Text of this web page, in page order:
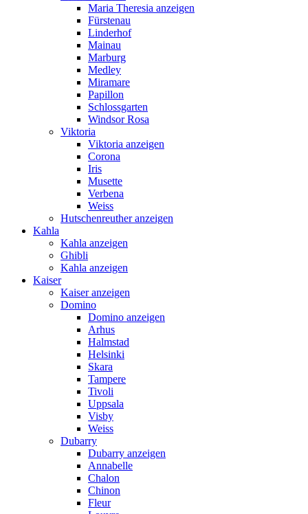
Maria Theresia anzeigen
Fürstenau
Linderhof
Mainau
Marburg
Medley
Miramare
Papillon
Schlossgarten
Windsor Rosa
Viktoria
Viktoria anzeigen
Corona
Iris
Musette
Verbena
Weiss
Hutschenreuther anzeigen
Kahla
Kahla anzeigen
Ghibli
Kahla anzeigen
Kaiser
Kaiser anzeigen
Domino
Domino anzeigen
Arhus
Halmstad
Helsinki
Skara
Tampere
Tivoli
Uppsala
Visby
Weiss
Dubarry
Dubarry anzeigen
Annabelle
Chalon
Chinon
Fleur